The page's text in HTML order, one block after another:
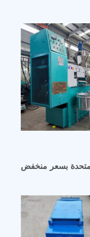
بسعر منخفض